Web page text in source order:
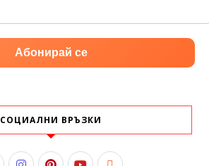
Абонирай се
СОЦИАЛНИ ВРЪЗКИ